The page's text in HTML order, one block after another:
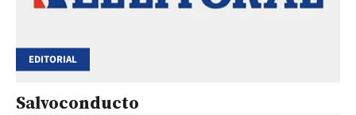
EDITORIAL
Salvoconducto